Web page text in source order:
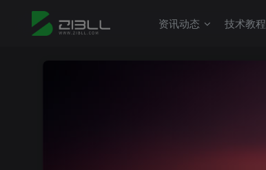
资讯动态 技术教程